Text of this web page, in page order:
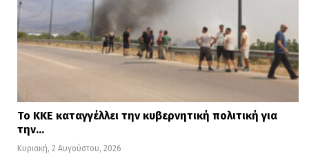
Το ΚΚΕ καταγγέλλει την κυβερνητική πολιτική για
την…
Κυριακή, 2 Αυγούστου, 2026